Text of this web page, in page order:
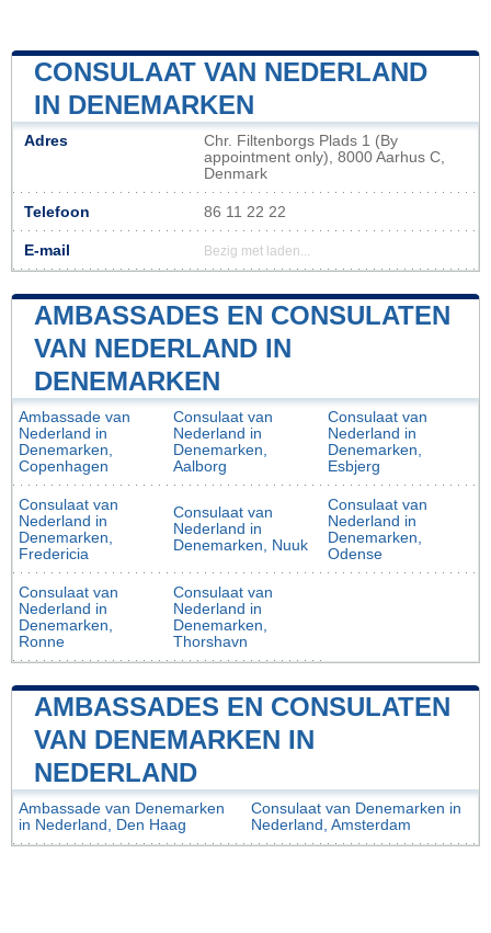
CONSULAAT VAN NEDERLAND
IN DENEMARKEN
Adres
Chr. Filtenborgs Plads 1 (By
appointment only), 8000 Aarhus C,
Denmark
Telefoon 86 11 22 22
E-mail Bezig met laden...
AMBASSADES EN CONSULATEN
VAN NEDERLAND IN
DENEMARKEN
Ambassade van
Nederland in
Denemarken,
Copenhagen
Consulaat van
Nederland in
Denemarken,
Aalborg
Consulaat van
Nederland in
Denemarken,
Esbjerg
Consulaat van
Nederland in
Denemarken,
Fredericia
Consulaat van
Nederland in
Denemarken, Nuuk
Consulaat van
Nederland in
Denemarken,
Odense
Consulaat van
Nederland in
Denemarken,
Ronne
Consulaat van
Nederland in
Denemarken,
Thorshavn
AMBASSADES EN CONSULATEN
VAN DENEMARKEN IN
NEDERLAND
Ambassade van Denemarken
in Nederland, Den Haag
Consulaat van Denemarken in
Nederland, Amsterdam